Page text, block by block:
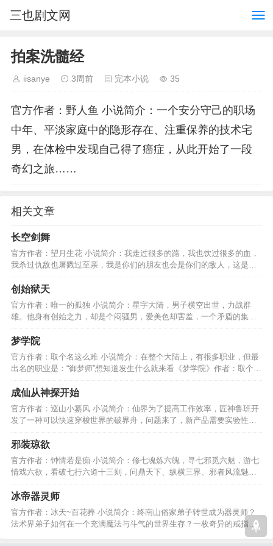
三也剧文网
拍案洗髓经
iisanye 3周前 完本小说 35
官方作者：野人鱼 小说简介：一个安分守己的职场
中年、平淡家庭中的隐形存在、注重保养的技术宅
男，在体检中发现自己得了癌症，从此开始了一段
奇幻之旅……
相关文章
长空剑舞
官方作者：望月生花 小说简介：我走过很多的路，我也饮过很多的血，
我杀过仇敌也屠戮过至亲，我是你们的朋友也会是你们的敌人，这是我
的故事，也是你的故事…
创始狱天
官方作者：唯一的孤独 小说简介：星宇大陆，男子横空出世，力战群
雄。他身有创始之力，却是个闷骚男，爱美色却害羞，一个矛盾的集合
体，切看他如何创始狱天！…
梦学院
官方作者：取个名这么难 小说简介：在整个大陆上，有很多职业，但最
出名的职业是：“御梦师”想知道发生什么就来看《梦学院》作者：取个名
这么难小白级勿喷…
成仙从神探开始
官方作者：巡山小纂风 小说简介：仙界为了提高工作效率，匠神鲁班开
发了一种可以快速穿梭世界的破界舟，问题来了，新产品需要实验性
能，那么小白鼠谁来当呢？…
邪装琼欲
官方作者：钟情若是痴 小说简介：修七魂炼六魄，寻七邪觅六魅，游七
情戏六欲，看破七行六道十三则，问鼎天下、纵横三界、邪者风流魅花
从，命运不平破苍天。…
冰帝器灵师
官方作者：冰天~百花葬 小说简介：终南山俗家弟子转世成为器灵师？
法术界弟子如何在一个充满魔法与斗气的世界生存？一枚奇异的戒指，